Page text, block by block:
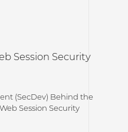
Session Security
(SecDev) Behind the
Session Security